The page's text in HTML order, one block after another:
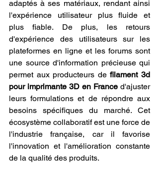
adaptés à ses matériaux, rendant ainsi
l'expérience utilisateur plus fluide et
plus fiable. De plus, les retours
d'expérience des utilisateurs sur les
plateformes en ligne et les forums sont
une source d'information précieuse qui
permet aux producteurs de filament 3d
pour imprimante 3D en France d'ajuster
leurs formulations et de répondre aux
besoins spécifiques du marché. Cet
écosystème collaboratif est une force de
l'industrie française, car il favorise
l'innovation et l'amélioration constante
de la qualité des produits.